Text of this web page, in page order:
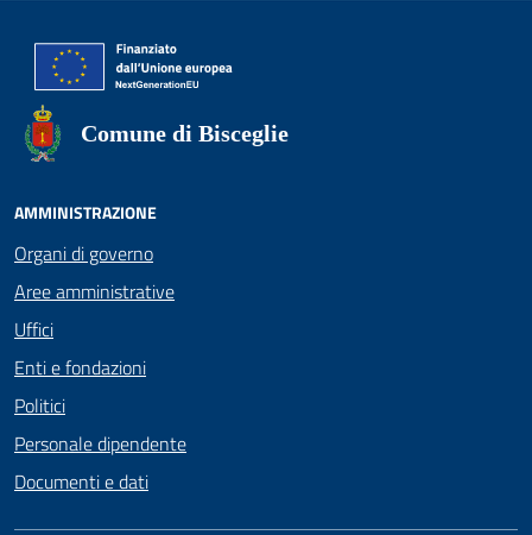
Comune di Bisceglie
AMMINISTRAZIONE
Organi di governo
Aree amministrative
Uffici
Enti e fondazioni
Politici
Personale dipendente
Documenti e dati